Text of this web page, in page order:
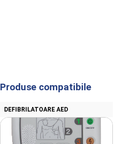
Produse compatibile
DEFIBRILATOARE AED